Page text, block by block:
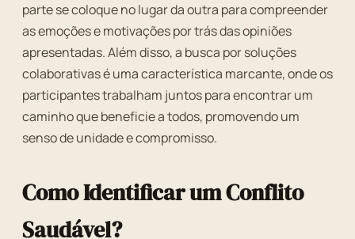
parte se coloque no lugar da outra para compreender
as emoções e motivações por trás das opiniões
apresentadas. Além disso, a busca por soluções
colaborativas é uma característica marcante, onde os
participantes trabalham juntos para encontrar um
caminho que beneficie a todos, promovendo um
senso de unidade e compromisso.
Como Identificar um Conflito
Saudável?